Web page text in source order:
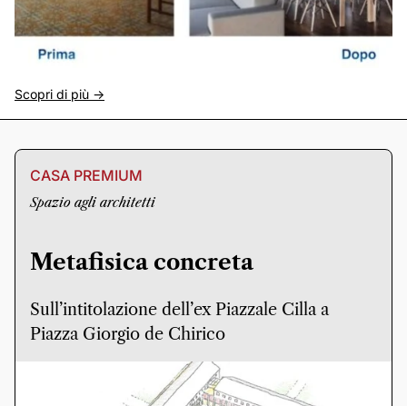
Scopri di più ->
CASA PREMIUM
Spazio agli architetti
Metafisica concreta
Sull’intitolazione dell’ex Piazzale Cilla a
Piazza Giorgio de Chirico